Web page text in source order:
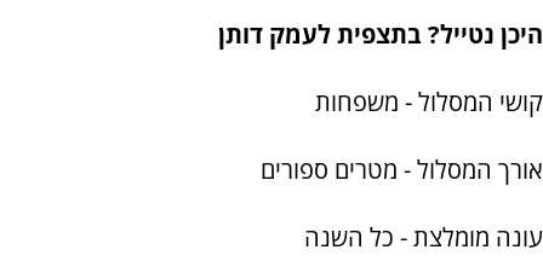
היכן נטייל? בתצפית לעמק דותן
קושי המסלול - משפחות
אורך המסלול - מטרים ספורים
עונה מומלצת - כל השנה